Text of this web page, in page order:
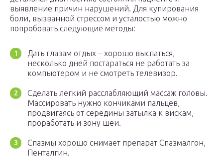
выявление причин нарушений. Для купирования
боли, вызванной стрессом и усталостью можно
попробовать следующие методы:
Дать глазам отдых – хорошо выспаться,
несколько дней постараться не работать за
компьютером и не смотреть телевизор.
Сделать легкий расслабляющий массаж головы.
Массировать нужно кончиками пальцев,
продвигаясь от середины затылка к вискам,
проработать и зону шеи.
Спазмы хорошо снимает препарат Спазмалгон,
Пенталгин.